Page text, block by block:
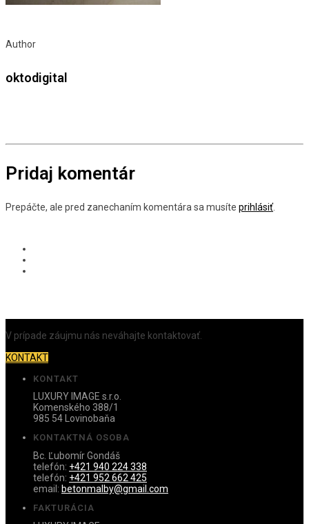
Author
oktodigital
Pridaj komentár
Prepáčte, ale pred zanechaním komentára sa musíte prihlásiť
V prípade záujmu nás neváhajte kontaktovať.
KONTAKT
KONTAKT
LUXURY IMAGE s.r.o.
Komenského 388/1
985 54 Lovinobaňa
KONTAKTNÁ OSOBA
Bc. Ľubomír Gondáš
telefón: +421 940 224 338
telefón: +421 952 662 425
email: betonmalby@gmail.com
FAKTURÁCIA